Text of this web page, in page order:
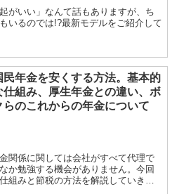
がいい」なんて話もありますが、ち
いるのでは!?最新モデルをご紹介して
民年金を安くする方法。基本的
仕組み、厚生年金との違い、ボ
らのこれからの年金について
関係に関しては会社がすべて代理で
か勉強する機会がありません。今回
組みと節税の方法を解説していきま